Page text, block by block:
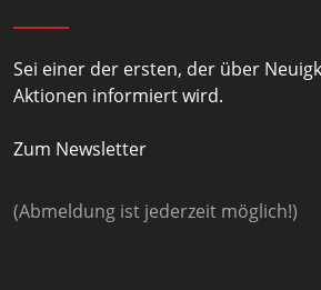
Sei einer der ersten, der über
Aktionen informiert wird.
Zum Newsletter
(Abmeldung ist jederzeit möglich!)